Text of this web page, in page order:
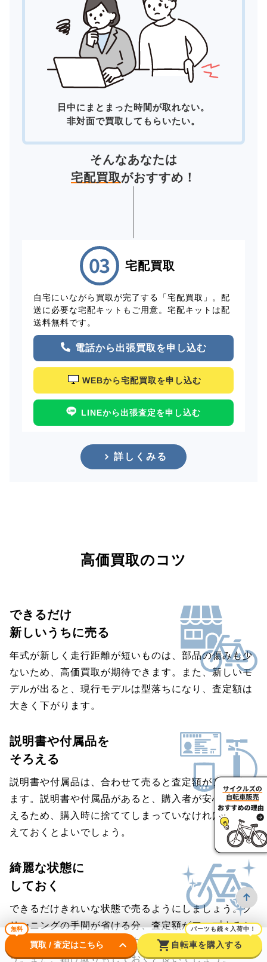
日中にまとまった時間が取れない。
非対面で買取してもらいたい。
そんなあなたは
宅配買取がおすすめ！
宅配買取
自宅にいながら買取が完了する「宅配買取」。配
送に必要な宅配キットもご用意。宅配キットは配
送料無料です。
電話から出張買取を申し込む
WEBから宅配買取を申し込む
LINEから出張査定を申し込む
詳しくみる
高価買取のコツ
できるだけ
新しいうちに売る
年式が新しく走行距離が短いものは、部品の傷みも少
ないため、高価買取が期待できます。また、新しいモ
デルが出ると、現行モデルは型落ちになり、査定額は
大きく下がります。
説明書や付属品を
そろえる
説明書や付属品は、合わせて売ると査定額がアップし
ます。説明書や付属品があると、購入者が安心して買
えるため、購入時に捨ててしまっていなければ、そろ
えておくとよいでしょう。
綺麗な状態に
しておく
できるだけきれいな状態で売るようにしましょう。ク
リーニングの手間が省ける分、査定額がアップするか
も。フレームは、濡れた雑巾などで拭いておきましょ
う。また、錆び取りもしておくと良いでしょう。
無料
買取 / 査定はこちら keyboard_arrow_down shopping_cart
パーツも続々入荷中！
自転車を購入する